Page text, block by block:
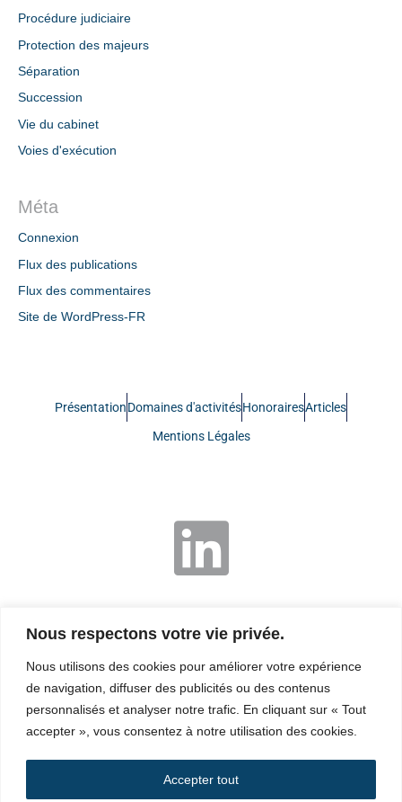
Nous respectons votre vie privée.
Nous utilisons des cookies pour améliorer votre expérience
de navigation, diffuser des publicités ou des contenus
personnalisés et analyser notre trafic. En cliquant sur « Tout
accepter », vous consentez à notre utilisation des cookies.
Accepter tout
Procédure judiciaire
Protection des majeurs
Séparation
Succession
Vie du cabinet
Voies d'exécution
Méta
Connexion
Flux des publications
Flux des commentaires
Site de WordPress-FR
PrésentationDomaines d'activitésHonorairesArticles
Mentions Légales